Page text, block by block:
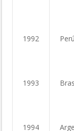
1992 Perú
1993
1994